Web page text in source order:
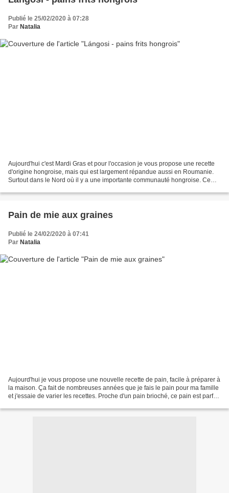
Publié le 25/02/2020 à 07:28
Par Natalia
Aujourd'hui c'est Mardi Gras et pour l'occasion je vous propose une recette
d'origine hongroise, mais qui est largement répandue aussi en Roumanie.
Surtout dans le Nord où il y a une importante communauté hongroise. Ce
Pain de mie aux graines
Publié le 24/02/2020 à 07:41
Par Natalia
Aujourd'hui je vous propose une nouvelle recette de pain, facile à préparer à
la maison. Ça fait de nombreuses années que je fais le pain pour ma famille
et j'essaie de varier les recettes. Proche d'un pain brioché, ce pain est parfait